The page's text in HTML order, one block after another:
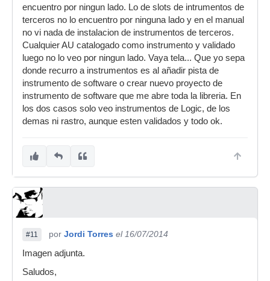
encuentro por ningun lado. Lo de slots de intrumentos de
terceros no lo encuentro por ninguna lado y en el manual
no vi nada de instalacion de instrumentos de terceros.
Cualquier AU catalogado como instrumento y validado
luego no lo veo por ningun lado. Vaya tela... Que yo sepa
donde recurro a instrumentos es al añadir pista de
instrumento de software o crear nuevo proyecto de
instrumento de software que me abre toda la libreria. En
los dos casos solo veo instrumentos de Logic, de los
demas ni rastro, aunque esten validados y todo ok.
#11 por Jordi Torres el 16/07/2014
Imagen adjunta.
Saludos,